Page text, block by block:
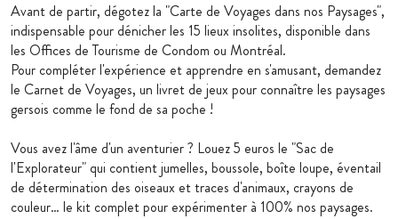
Avant de partir, dégotez la "Carte de Voyages dans nos Paysages",
indispensable pour dénicher les 15 lieux insolites, disponible dans
les Offices de Tourisme de Condom ou Montréal.
Pour compléter l'expérience et apprendre en s'amusant, demandez
le Carnet de Voyages, un livret de jeux pour connaître les paysages
gersois comme le fond de sa poche !
Vous avez l'âme d'un aventurier ? Louez 5 euros le "Sac de
l'Explorateur" qui contient jumelles, boussole, boîte loupe, éventail
de détermination des oiseaux et traces d'animaux, crayons de
couleur… le kit complet pour expérimenter à 100% nos paysages.